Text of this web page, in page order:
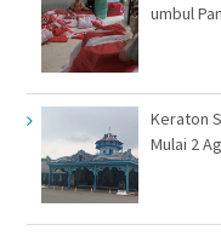
umbul
Keraton
Mulai 2